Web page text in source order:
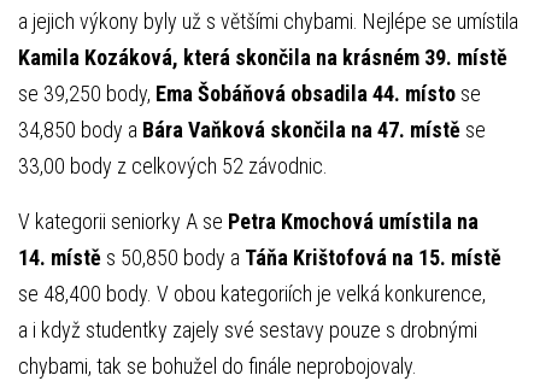
a jejich výkony byly už s většími chybami. Nejlépe se umístila
Kamila Kozáková, která skončila na krásném 39. místě
se 39,250 body, Ema Šobáňová obsadila 44. místo se
34,850 body a Bára Vaňková skončila na 47. místě se
33,00 body z celkových 52 závodnic.
V kategorii seniorky A se Petra Kmochová umístila na
14. místě s 50,850 body a Táňa Krištofová na 15. místě
se 48,400 body. V obou kategoriích je velká konkurence,
a i když studentky zajely své sestavy pouze s drobnými
chybami, tak se bohužel do finále neprobojovaly.